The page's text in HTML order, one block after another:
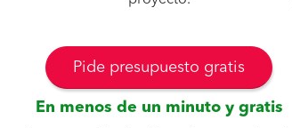
Pide presupuesto gratis
En menos de un minuto y gratis